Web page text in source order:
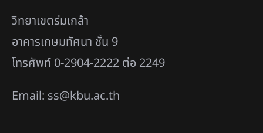
วิทยาเขตร่มเกล้า
อาคารเกษมทัศนา ชั้น 9
โทรศัพท์ 0-2904-2222 ต่อ 2249
Email: ss@kbu.ac.th